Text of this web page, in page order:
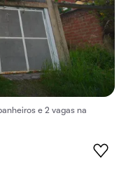
e 2 vagas na